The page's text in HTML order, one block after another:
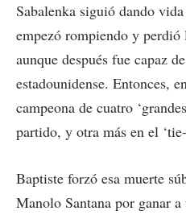
Sabalenka siguió dando
empezó rompiendo y
aunque después fue capaz
estadounidense. Entonces,
campeona de cuatro
partido, y otra más en el
Baptiste forzó esa muerte
Manolo Santana por ganar